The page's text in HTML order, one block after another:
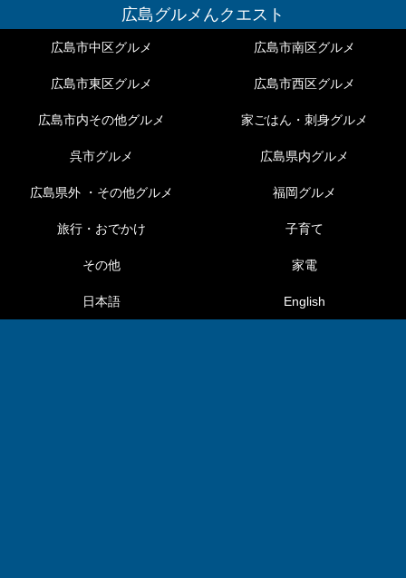
広島グルメんクエスト
広島市中区グルメ 広島市南区グルメ
広島市東区グルメ 広島市西区グルメ
広島市内その他グルメ 家ごはん・刺身グルメ
呉市グルメ 広島県内グルメ
広島県外 ・その他グルメ 福岡グルメ
旅行・おでかけ 子育て
その他 家電
日本語 English